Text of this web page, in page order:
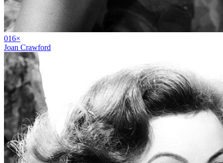
016×
Joan Crawford